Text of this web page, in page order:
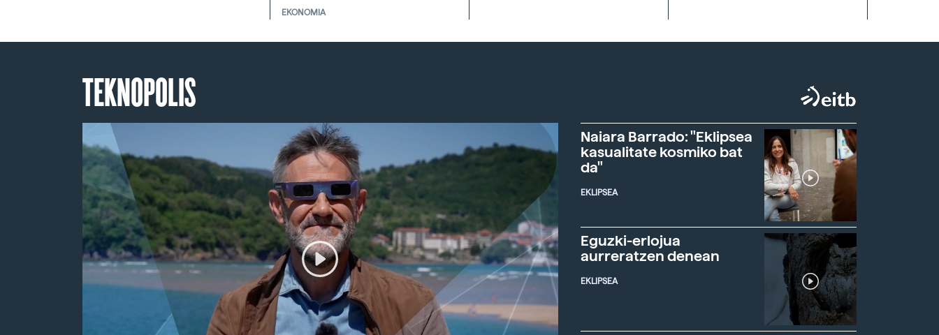
EKONOMIA
TEKNOPOLIS
Naiara Barrado: "Eklipsea
kasualitate kosmiko bat
da"
EKLIPSEA
Eguzki-erlojua
aurreratzen denean
EKLIPSEA